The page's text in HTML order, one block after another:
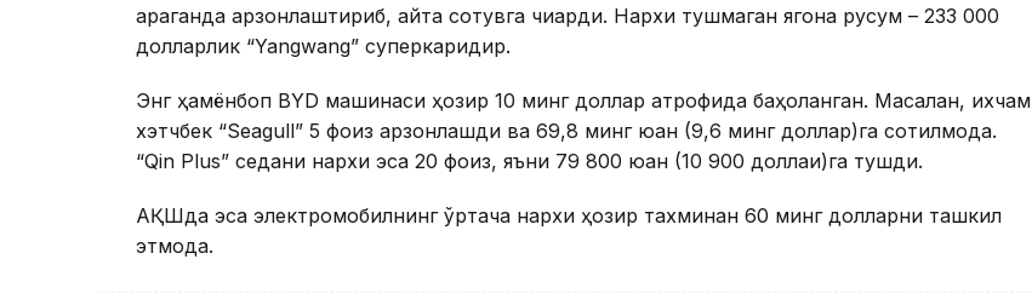
қараганда арзонлаштириб, қайта сотувга чиқарди. Нархи тушмаган ягона русум – 233 000
долларлик “Yangwang” суперкаридир.
Энг ҳамёнбоп BYD машинаси ҳозир 10 минг доллар атрофида баҳоланган. Масалан, ихчам
хэтчбек “Seagull” 5 фоиз арзонлашди ва 69,8 минг юан (9,6 минг доллар)га сотилмоқда.
“Qin Plus” седани нархи эса 20 фоиз, яъни 79 800 юан (10 900 доллаи)га тушди.
АҚШда эса электромобилнинг ўртача нархи ҳозир тахминан 60 минг долларни ташкил
этмоқда.